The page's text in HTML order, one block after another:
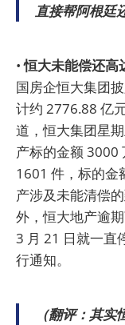
直接帮阿根廷
•恒大未能偿还高
国房企恒大集团
计约 2776.88 亿
道，恒大集团星
产标的金额 3000
1601 件，标的金
产涉及未能清偿
外，恒大地产逾
3 月 21 日就一直
行通知。
（翻评：其